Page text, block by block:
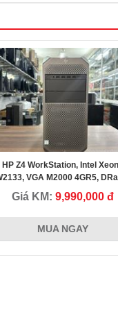
HP Z4 WorkStation, Intel
VGA M2000 4GR5,
16G, ổ NVME 256G
Giá KM: 9,990,000 đ
MUA NGAY
thiệu cho
từ